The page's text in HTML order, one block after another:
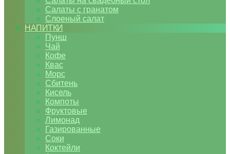
Салаты с гранатом
Слоеный салат
НАПИТКИ
Пунш
Чай
Кофе
Квас
Морс
Сбитень
Кисель
Компоты
Фруктовые
Лимонад
Газированные
Соки
Коктейли